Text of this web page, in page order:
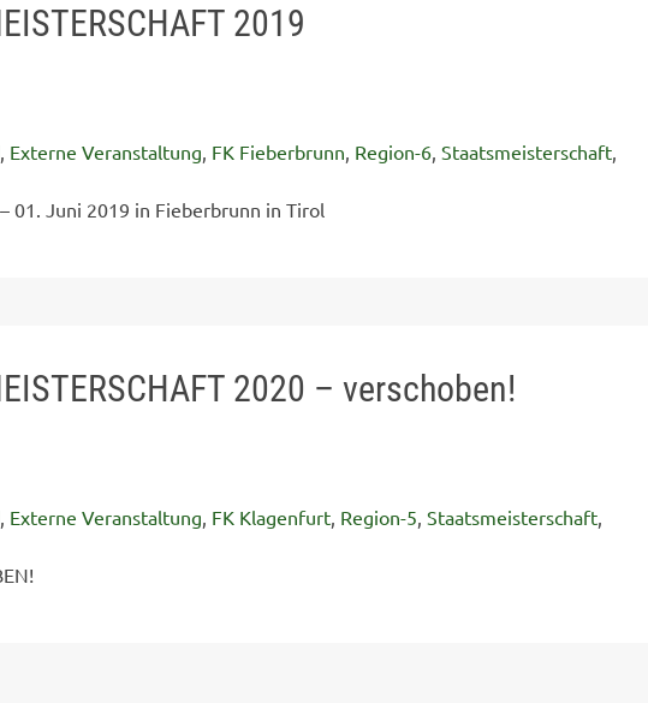
2019
, Externe Veranstaltung, FK Fieberbrunn, Region-6, Staatsmeisterschaft,
01. Juni 2019 in Fieberbrunn in Tirol
2020 – verschoben!
, Externe Veranstaltung, FK Klagenfurt, Region-5, Staatsmeisterschaft,